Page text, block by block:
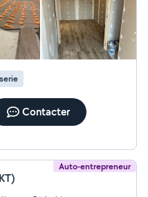
Contacter
Auto-entrepreneur